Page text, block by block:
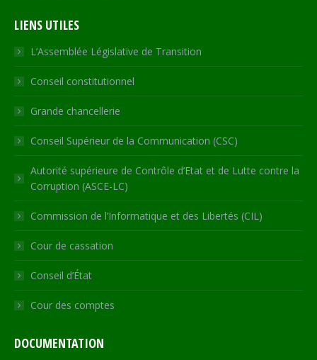
opens
in
new
window
opens
in
new
window
opens
in
new
window
in
new
window
opens
in
new
LIENS UTILES
L’Assemblée Législative de Transition
Conseil constitutionnel
Grande chancellerie
Conseil Supérieur de la Communication (CSC)
Autorité supérieure de Contrôle d’Etat et de Lutte contre la
Corruption (ASCE-LC)
Commission de l’Informatique et des Libertés (CIL)
Cour de cassation
Conseil d’État
Cour des comptes
DOCUMENTATION